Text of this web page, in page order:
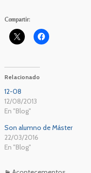
Compartir:
Relacionado
12-08
12/08/2013
En "Blog"
Son alumno de Máster
22/03/2016
En "Blog"